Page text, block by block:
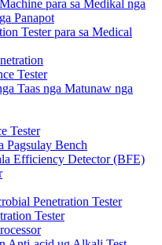
para sa Medikal nga
Panapot
Tester para sa Medical
Tester
Taas nga Matunaw nga
Tester
Pagsulay Bench
Efficiency Detector (BFE)
Penetration Tester
Tester